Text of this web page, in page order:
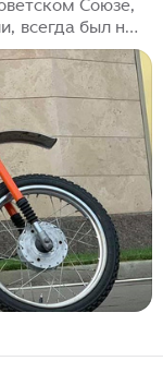
Союзе,
всегда был на
был полный
неплохой
без
перед
мини-
Причем,
искушённых
стали...